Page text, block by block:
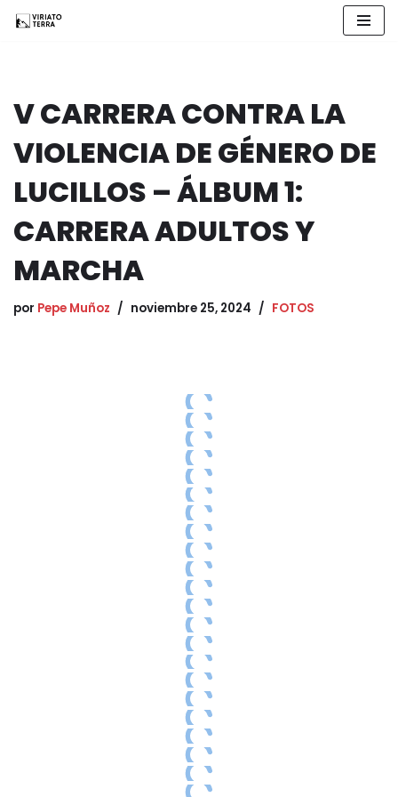
V CARRERA CONTRA LA
VIOLENCIA DE GÉNERO DE
LUCILLOS – ÁLBUM 1:
CARRERA ADULTOS Y
MARCHA
por Pepe Muñoz noviembre 25, 2024 FOTOS